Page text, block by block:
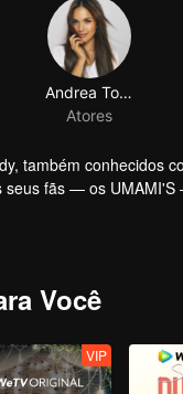
Andrea Torres
Atores
também conhecidos
fãs — os
por
Você
VIP